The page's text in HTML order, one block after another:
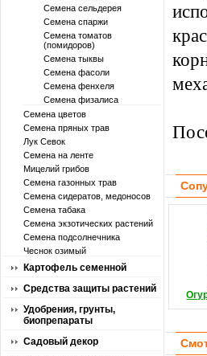
Семена сельдерея
Семена спаржи
Семена томатов
(помидоров)
Семена тыквы
Семена фасоли
Семена фенхеля
Семена физалиса
Семена цветов
Семена пряных трав
Лук Севок
Семена на ленте
Мицелий грибов
Семена газонных трав
Семена сидератов, медоносов
Семена табака
Семена экзотических растений
Семена подсолнечника
Чеснок озимый
Картофель семенной
Средства защиты растений
Удобрения, грунты,
биопрепараты
Садовый декор